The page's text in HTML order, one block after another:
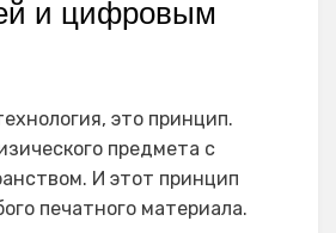
и цифровым
это принцип.
предмета с
И этот принцип
печатного материала.